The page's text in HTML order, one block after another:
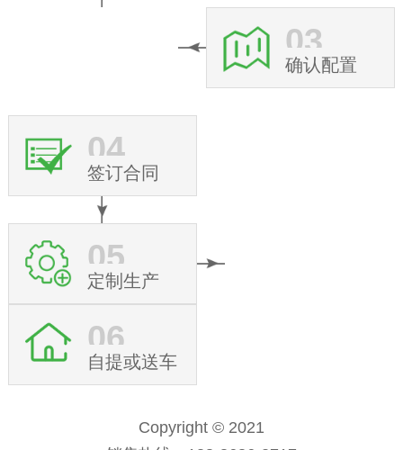
03
确认配置
04
签订合同
05
定制生产
06
自提或送车
Copyright © 2021